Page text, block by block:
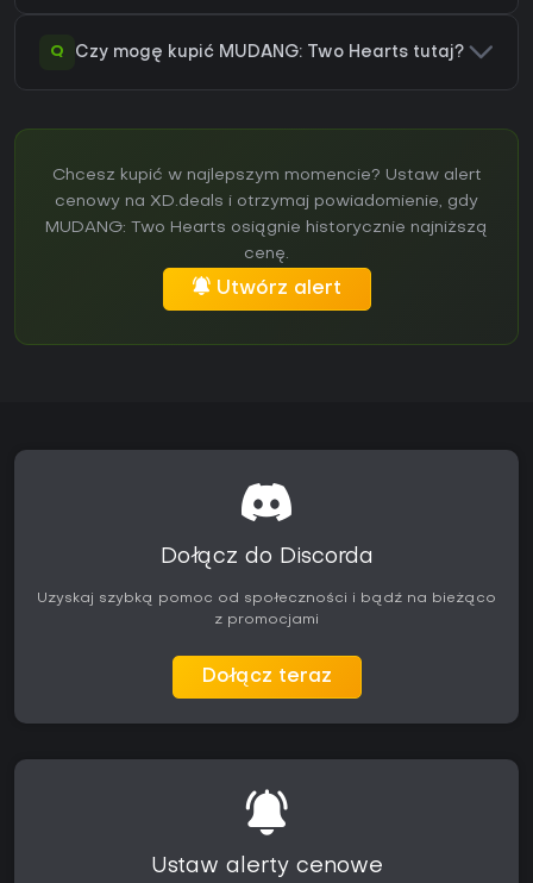
Q Czy mogę kupić MUDANG: Two Hearts tutaj?
Chcesz kupić w najlepszym momencie? Ustaw alert
cenowy na XD.deals i otrzymaj powiadomienie, gdy
MUDANG: Two Hearts osiągnie historycznie najniższą
cenę.
Utwórz alert
Dołącz do Discorda
Uzyskaj szybką pomoc od społeczności i bądź na bieżąco
z promocjami
Dołącz teraz
Ustaw alerty cenowe